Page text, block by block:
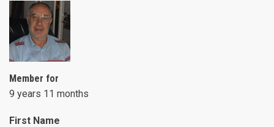
Member for
9 years 11 months
First Name